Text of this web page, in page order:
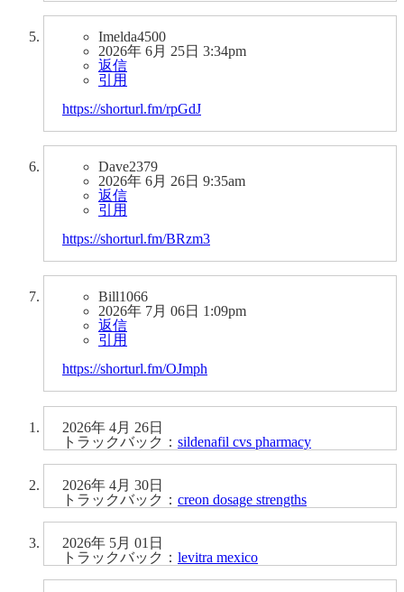
Imelda4500
2026年 6月 25日 3:34pm
返信
引用
https://shorturl.fm/rpGdJ
Dave2379
2026年 6月 26日 9:35am
返信
引用
https://shorturl.fm/BRzm3
Bill1066
2026年 7月 06日 1:09pm
返信
引用
https://shorturl.fm/OJmph
2026年 4月 26日
トラックバック： sildenafil cvs pharmacy
2026年 4月 30日
トラックバック： creon dosage strengths
2026年 5月 01日
トラックバック： levitra mexico